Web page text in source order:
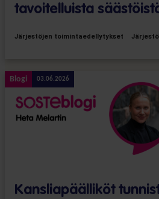
tavoitelluista
Järjestöjen toimintaedellytykset
Blogi 03.06.2026
Kansliapäälliköt